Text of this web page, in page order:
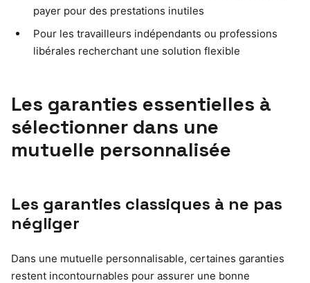
payer pour des prestations inutiles
Pour les travailleurs indépendants ou professions
libérales recherchant une solution flexible
Les garanties essentielles à
sélectionner dans une
mutuelle personnalisée
Les garanties classiques à ne pas
négliger
Dans une mutuelle personnalisable, certaines garanties
restent incontournables pour assurer une bonne